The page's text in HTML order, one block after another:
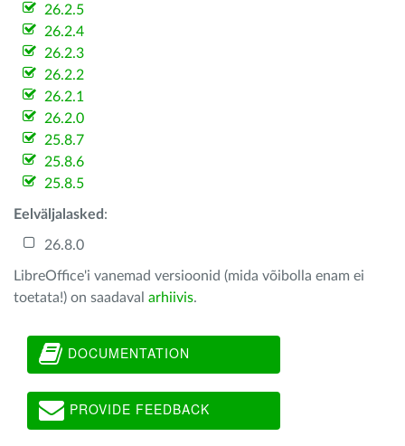
26.2.5
26.2.4
26.2.3
26.2.2
26.2.1
26.2.0
25.8.7
25.8.6
25.8.5
Eelväljalasked :
26.8.0
LibreOffice'i vanemad versioonid (mida võibolla enam ei
toetata!) on saadaval arhiivis.
DOCUMENTATION
PROVIDE FEEDBACK